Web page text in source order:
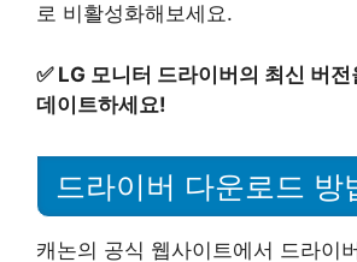
로 비활성화해보세요.
✅ LG 모니터 드라이버의 최신 버전
데이트하세요!
드라이버 다운로드 방
캐논의 공식 웹사이트에서 드라이